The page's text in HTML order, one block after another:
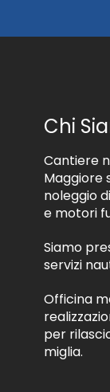
t
t
o
e
i
d
a
t
*
r
r
m
a
t
e
r
a
l
i
n
f
o
r
Chi
Cantiere
Maggiore
noleggio
e motori
Siamo
servizi
Officina
per
miglia.